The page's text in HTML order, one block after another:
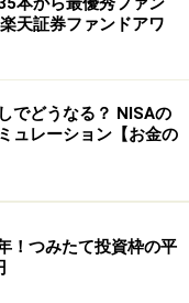
れます。最近は、
」ができるネット
がなくても、いつ
積立の利点なので
天証券ファンドアワ
でどうなる？ NISAの
ュレーション【お金の
！つみたて投資枠の平